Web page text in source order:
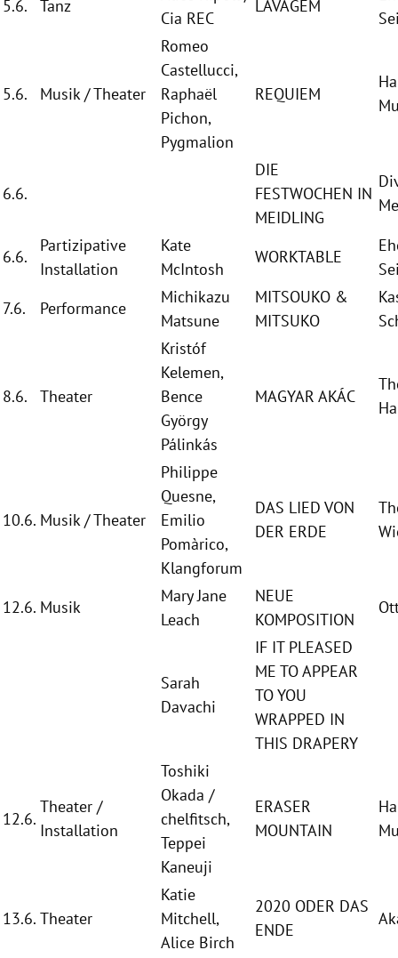
5.6. Tanz
Cia REC
LAVAGEM
5.6. Musik / Theater
Romeo
Castellucci,
Raphaël
Pichon,
Pygmalion
REQUIEM
6.6.
DIE
FESTWOCHEN IN
MEIDLING
6.6.
Partizipative
Installation
Kate
McIntosh
WORKTABLE
7.6.
Performance
Michikazu
Matsune
MITSOUKO &
MITSUKO
8.6. Theater
Kristóf
Kelemen,
Bence
György
Pálinkás
MAGYAR AKÁC
10.6. Musik / Theater
Philippe
Quesne,
Emilio
Pomàrico,
Klangforum
DAS LIED VON
DER ERDE
12.6. Musik
Mary Jane
Leach
NEUE
KOMPOSITION
Sarah
Davachi
IF IT PLEASED
ME TO APPEAR
TO YOU
WRAPPED IN
THIS DRAPERY
12.6.
Theater /
Installation
Toshiki
Okada /
chelfitsch,
Teppei
Kaneuji
ERASER
MOUNTAIN
13.6. Theater
Katie
Mitchell,
Alice Birch
2020 ODER DAS
ENDE